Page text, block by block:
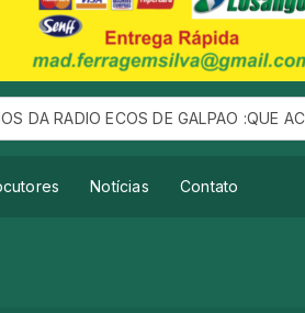
GALPAO :QUE ACONTEÇEU DIA 10 DE
Notícias Contato